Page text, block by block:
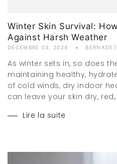
Winter Skin Survival:
Against Harsh Weather
DÉCEMBRE 03, 2024
As winter sets in, so does
maintaining healthy,
of cold winds, dry indoor
can leave your skin dry,
Lire la suite